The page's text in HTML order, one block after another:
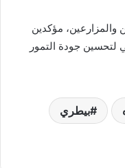
والمزارعين، مؤكدين
لتحسين جودة التمور
بيطري